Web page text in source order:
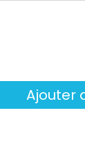
Ajouter